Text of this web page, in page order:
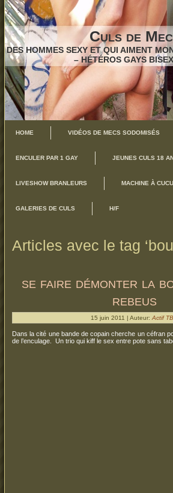
Culs de
DES HOMMES SEXY ET QUI AIMENT
– HÉTÉROS GAYS
HOME VIDÉOS DE MECS SODOMISÉS
ENCULER PAR 1 GAY JEUNES CULS 18
LIVESHOW BRANLEURS MACHINE À CUCU
GALERIES DE CULS H/F
Articles avec le tag
se faire démonter la
rebeus
15 juin 2011 | Auteur: Actif
Dans la cité une bande de copain cherche un céfran
de l’enculage. Un trio qui kiff le sex entre pote sans